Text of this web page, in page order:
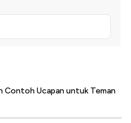
Contoh Ucapan untuk Teman